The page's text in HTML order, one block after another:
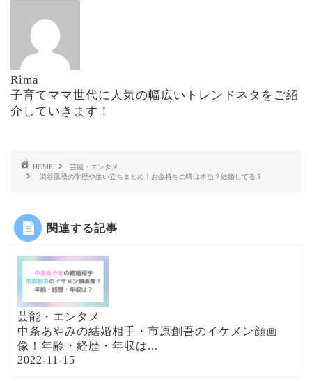
Rima
子育てママ世代に人気の幅広いトレンドネタをご紹
介していきます！
HOME
芸能・エンタメ
渋谷凪咲の学歴や生い立ちまとめ！お金持ちの噂は本当？結婚してる？
関連する記事
芸能・エンタメ
中条あやみの結婚相手・市原創吾のイケメン顔画
像！年齢・経歴・年収は...
2022-11-15